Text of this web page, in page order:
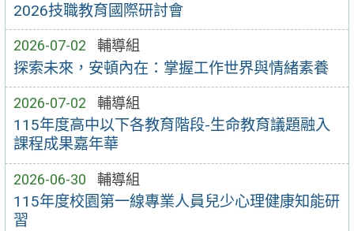
2026技職教育國際研討會
2026-07-02 輔導組
探索未來，安頓內在：掌握工作世界與情緒素養
2026-07-02 輔導組
115年度高中以下各教育階段-生命教育議題融入
課程成果嘉年華
2026-06-30 輔導組
115年度校園第一線專業人員兒少心理健康知能研
習